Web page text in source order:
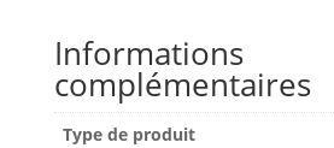
Informations
complémentaires
Type de produit